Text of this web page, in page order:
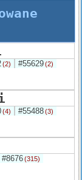
(2) #55629(2)
(4) #55488(3)
#8676(315)